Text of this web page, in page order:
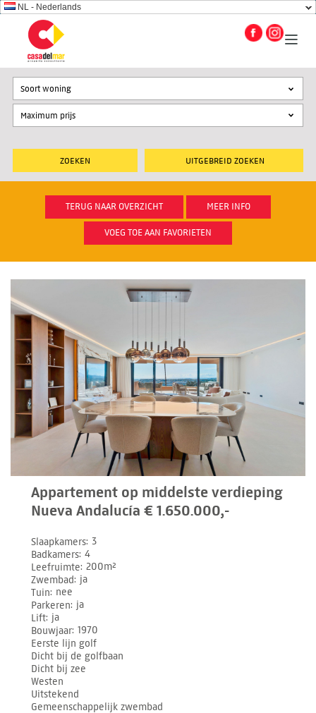
NL - Nederlands
UITGEBREID ZOEKEN
Soort woning
TERUG NAAR OVERZICHT MEER INFO
VOEG TOE AAN FAVORIETEN
Appartement op middelste verdieping
Nueva Andalucía € 1.650.000,-
Slaapkamers 3
Badkamers 4
Leefruimte 200m²
Zwembad ja
Tuin nee
Parkeren ja
Lift ja
Bouwjaar 1970
Eerste lijn golf
Dicht bij de golfbaan
Dicht bij zee
Westen
Uitstekend
Gemeenschappelijk zwembad